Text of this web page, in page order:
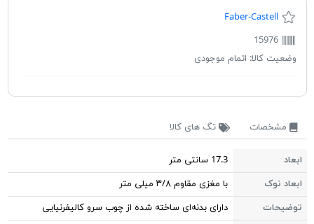
Faber-Castell
15976
وضعیت کالا: اتمام موجودی
مشخصات تگ های کالا
ابعاد
17.3 سانتی متر
ابعاد نوک
با مغزی مقاوم ۳/۸ میلی متر
توضیحات
دارای بدنه‌ای ساخته شده از چوب سرو کالیفرنیایی